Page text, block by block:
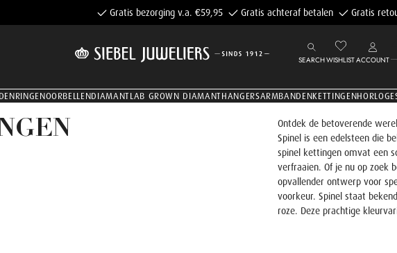
Gratis bezorging v.a. €59,95 Gratis achteraf betalen Gratis
SEARCHWISHLISTACCOUNT
RINGENOORBELLENDIAMANTLAB GROWN DIAMANTHANGERSARMBANDENKETTINGEN
Ontdek de betoverende
Spinel is een edelsteen die
spinel kettingen omvat een
verfraaien. Of je nu op zoek
opvallender ontwerp voor
voorkeur. Spinel staat
roze. Deze prachtige